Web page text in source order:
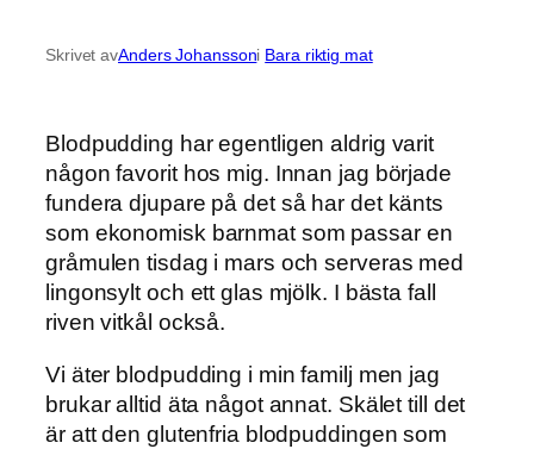
Skrivet avAnders Johanssoni Bara riktig mat
Blodpudding har egentligen aldrig varit
någon favorit hos mig. Innan jag började
fundera djupare på det så har det känts
som ekonomisk barnmat som passar en
gråmulen tisdag i mars och serveras med
lingonsylt och ett glas mjölk. I bästa fall
riven vitkål också.
Vi äter blodpudding i min familj men jag
brukar alltid äta något annat. Skälet till det
är att den glutenfria blodpuddingen som